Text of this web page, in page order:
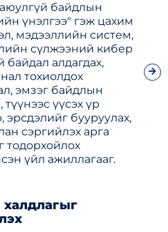
байдлын
үнэлгээ" гэж цахим
мэдээллийн систем,
сүлжээний кибер
байдал алдагдах,
тохиолдох
эмзэг байдлын
үүсэх үр
эрсдэлийг бууруулах,
сэргийлэх арга
тодорхойлох
үйл ажиллагааг.